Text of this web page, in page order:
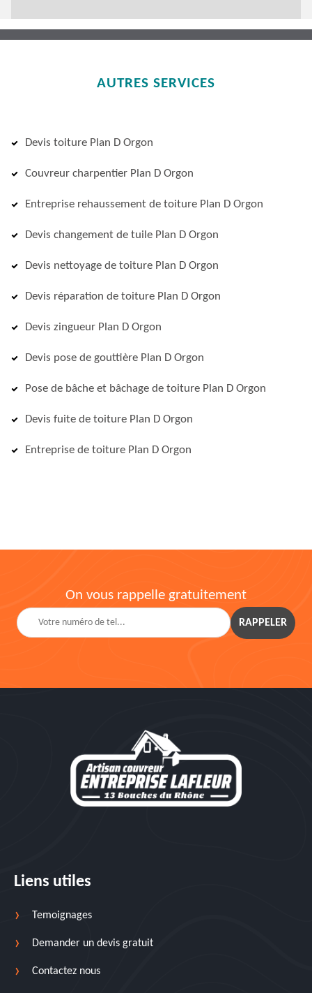
AUTRES SERVICES
Devis toiture Plan D Orgon
Couvreur charpentier Plan D Orgon
Entreprise rehaussement de toiture Plan D Orgon
Devis changement de tuile Plan D Orgon
Devis nettoyage de toiture Plan D Orgon
Devis réparation de toiture Plan D Orgon
Devis zingueur Plan D Orgon
Devis pose de gouttière Plan D Orgon
Pose de bâche et bâchage de toiture Plan D Orgon
Devis fuite de toiture Plan D Orgon
Entreprise de toiture Plan D Orgon
On vous rappelle gratuitement
Liens utiles
Temoignages
Demander un devis gratuit
Contactez nous